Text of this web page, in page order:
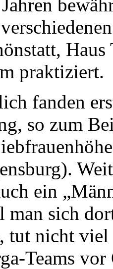
praktiziert.
fanden
so zum
ein
man sich
tut nicht viel
Teams vor